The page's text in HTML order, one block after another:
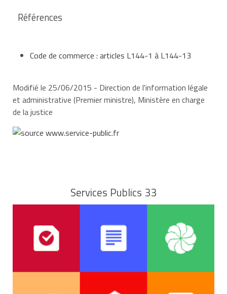
de son commerce.
gérant et la redevance est déduite du prix de vente,
Références
Code de commerce : articles L144-1 à L144-13
Modifié le 25/06/2015 - Direction de l'information légale
et administrative (Premier ministre), Ministère en charge
de la justice
Services Publics 33